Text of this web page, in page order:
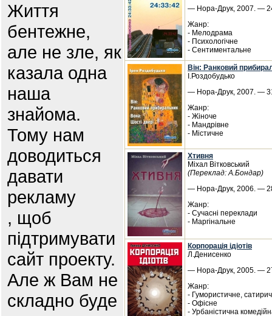
Життя
бентежне,
але не зле, як
казала одна
наша
знайома.
Тому нам
доводиться
давати
рекламу
, щоб
підтримувати
сайт проекту.
Але ж Вам не
складно буде
— Нора-Друк, 2007. —
Жанр:
- Мелодрама
- Психологічне
- Сентиментальне
Він: Ранковий
І.Роздобудько
— Нора-Друк, 2007. —
Жанр:
- Жіноче
- Мандрівне
- Містичне
Хтивня
Міхал Вітковський
(Переклад: А.Бондар)
— Нора-Друк, 2006. —
Жанр:
- Сучасні переклади
- Маргінальне
Корпорація ідіотів
Л.Денисенко
— Нора-Друк, 2005. —
Жанр:
- Гумористичне,
- Офісне
- Урбаністична